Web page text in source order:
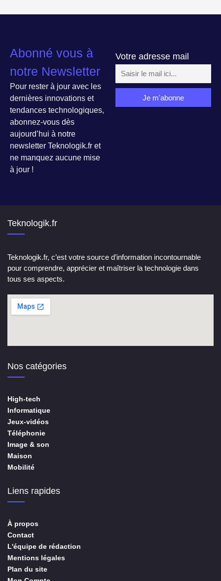
Abonné vous à
notre Newsletter
Pour rester à jour avec les
dernières innovations et
tendances technologiques,
abonnez-vous dès
aujourd’hui à notre
newsletter Teknologik.fr et
ne manquez aucune mise
à jour !
Votre adresse mail
Teknologik.fr
Teknologik.fr, c’est votre source d’information incontournable
pour comprendre, apprécier et maîtriser la technologie dans
tous ses aspects.
Nos catégories
High-tech
Informatique
Jeux-vidéos
Téléphonie
Image & son
Maison
Mobilité
Liens rapides
À propos
Contact
L'équipe de rédaction
Mentions légales
Plan du site